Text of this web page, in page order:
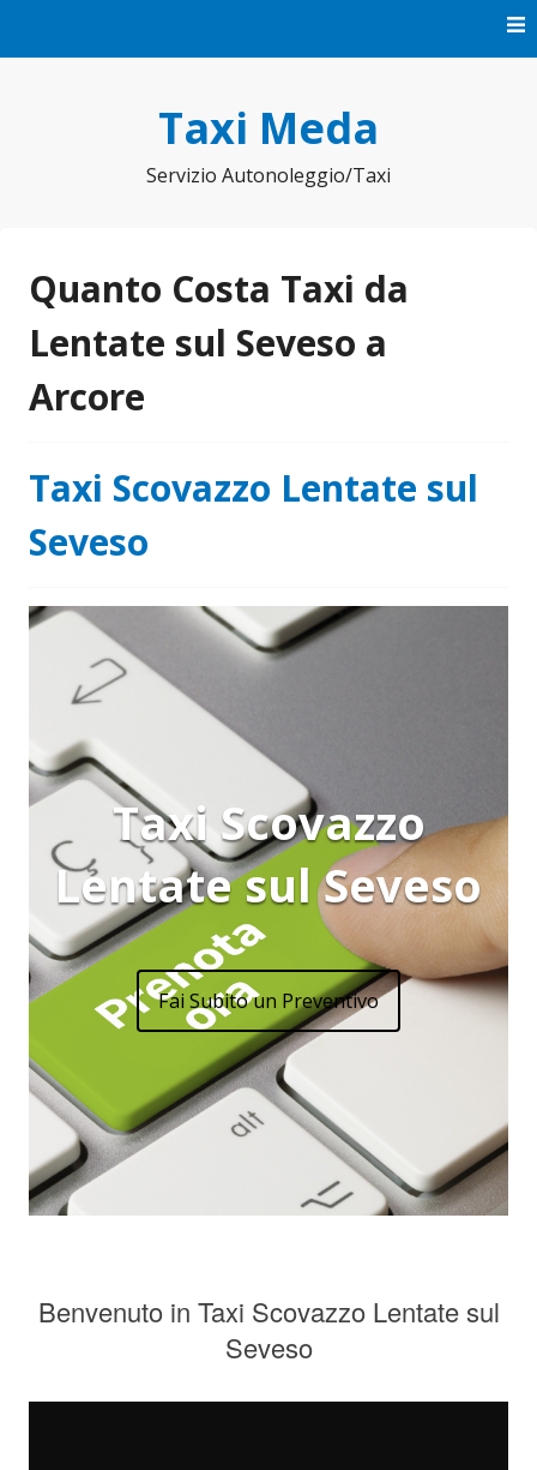
Taxi Meda
Servizio Autonoleggio/Taxi
Quanto Costa Taxi da
Lentate sul Seveso a
Arcore
Taxi Scovazzo Lentate sul
Seveso
Taxi Scovazzo
Lentate sul Seveso
Fai Subito un Preventivo
Benvenuto in Taxi Scovazzo Lentate sul
Seveso